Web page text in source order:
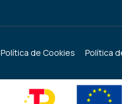
Política de Cookies Política